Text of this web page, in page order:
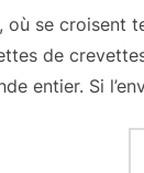
se croisent
de
entier. Si